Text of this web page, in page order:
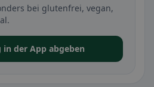
bei glutenfrei, vegan,
in der App abgeben